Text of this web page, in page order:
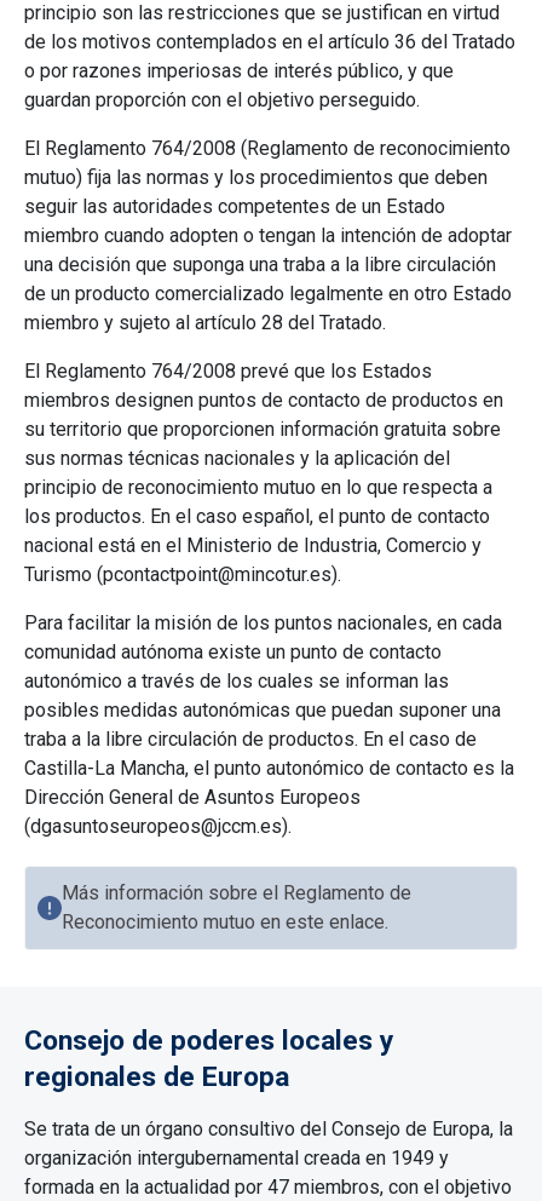
principio son las restricciones que se justifican en virtud
de los motivos contemplados en el artículo 36 del Tratado
o por razones imperiosas de interés público, y que
guardan proporción con el objetivo perseguido.
El Reglamento 764/2008 (Reglamento de reconocimiento
mutuo) fija las normas y los procedimientos que deben
seguir las autoridades competentes de un Estado
miembro cuando adopten o tengan la intención de adoptar
una decisión que suponga una traba a la libre circulación
de un producto comercializado legalmente en otro Estado
miembro y sujeto al artículo 28 del Tratado.
El Reglamento 764/2008 prevé que los Estados
miembros designen puntos de contacto de productos en
su territorio que proporcionen información gratuita sobre
sus normas técnicas nacionales y la aplicación del
principio de reconocimiento mutuo en lo que respecta a
los productos. En el caso español, el punto de contacto
nacional está en el Ministerio de Industria, Comercio y
Turismo (pcontactpoint@mincotur.es).
Para facilitar la misión de los puntos nacionales, en cada
comunidad autónoma existe un punto de contacto
autonómico a través de los cuales se informan las
posibles medidas autonómicas que puedan suponer una
traba a la libre circulación de productos. En el caso de
Castilla-La Mancha, el punto autonómico de contacto es la
Dirección General de Asuntos Europeos
(dgasuntoseuropeos@jccm.es).
Más información sobre el Reglamento de
Reconocimiento mutuo en este enlace.
Consejo de poderes locales y
regionales de Europa
Se trata de un órgano consultivo del Consejo de Europa, la
organización intergubernamental creada en 1949 y
formada en la actualidad por 47 miembros, con el objetivo